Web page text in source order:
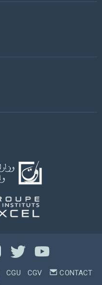
CGU CGV CONTACT